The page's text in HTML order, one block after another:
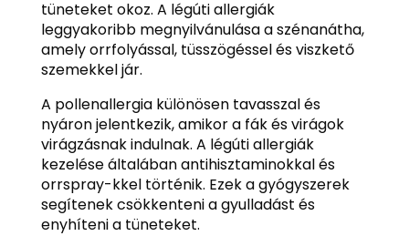
tüneteket okoz. A légúti allergiák
leggyakoribb megnyilvánulása a szénanátha,
amely orrfolyással, tüsszögéssel és viszkető
szemekkel jár.
A pollenallergia különösen tavasszal és
nyáron jelentkezik, amikor a fák és virágok
virágzásnak indulnak. A légúti allergiák
kezelése általában antihisztaminokkal és
orrspray-kkel történik. Ezek a gyógyszerek
segítenek csökkenteni a gyulladást és
enyhíteni a tüneteket.